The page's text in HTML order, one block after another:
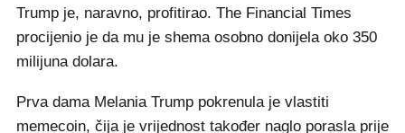
Trump je, naravno, profitirao. The Financial Times
procijenio je da mu je shema osobno donijela oko 350
milijuna dolara.
Prva dama Melania Trump pokrenula je vlastiti
memecoin, čija je vrijednost također naglo porasla prije